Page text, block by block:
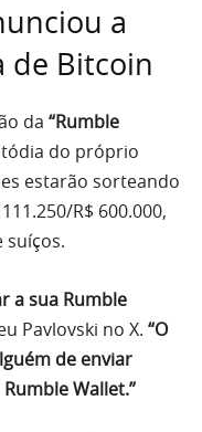
a
de Bitcoin
da “Rumble
do próprio
estarão sorteando
R$ 600.000,
suíços.
a sua Rumble
Pavlovski no X. “O
de enviar
Wallet.”